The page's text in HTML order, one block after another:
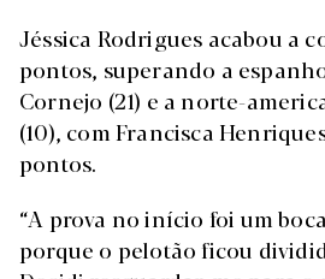
Jéssica Rodrigues acabou a
pontos, superando a
Cornejo (21) e a norte-
(10), com Francisca
pontos.
“A prova no início foi um
porque o pelotão ficou